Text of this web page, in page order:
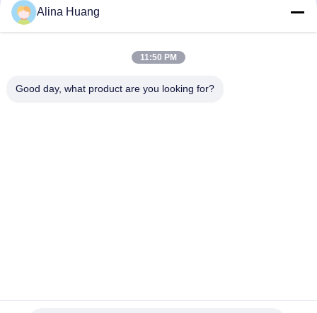
Alina Huang
11:50 PM
Good day, what product are you looking for?